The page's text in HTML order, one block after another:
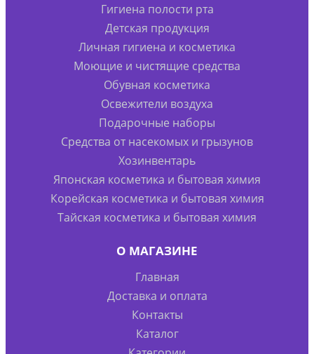
Гигиена полости рта
Детская продукция
Личная гигиена и косметика
Моющие и чистящие средства
Обувная косметика
Освежители воздуха
Подарочные наборы
Средства от насекомых и грызунов
Хозинвентарь
Японская косметика и бытовая химия
Корейская косметика и бытовая химия
Тайская косметика и бытовая химия
О МАГАЗИНЕ
Главная
Доставка и оплата
Контакты
Каталог